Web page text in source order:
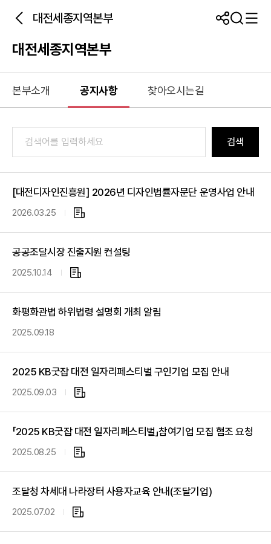
대전세종지역본부
대전세종지역본부
본부소개 공지사항 찾아오시는길
검색
[대전디자인진흥원] 2026년 디자인법률자문단 운영사업 안내
2026.03.25
첨
일
공공조달시장 진출지원 컨설팅
2025.10.14
첨
일
화평화관법 하위법령 설명회 개최 알림
2025.09.18
2025 KB굿잡 대전 일자리페스티벌 구인기업 모집 안내
2025.09.03
첨
일
「2025 KB굿잡 대전 일자리페스티벌」참여기업 모집 협조 요청
2025.08.25
첨
일
조달청 차세대 나라장터 사용자교육 안내(조달기업)
2025.07.02
첨